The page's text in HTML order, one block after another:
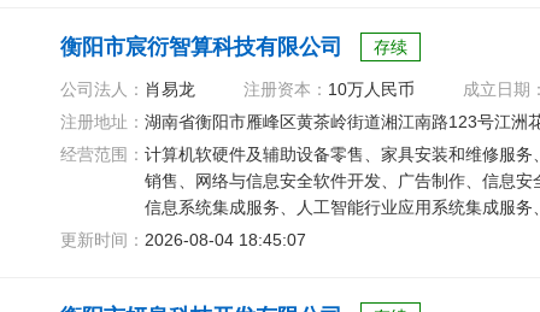
衡阳市宸衍智算科技有限公司 存续
公司法人： 肖易龙 注册资本： 10万人民币
成立日期
注册地址： 湖南省衡阳市雁峰区黄茶岭街道湘江南路123号江洲
经营范围： 计算机软硬件及辅助设备零售、家具安装和维修服
销售、网络与信息安全软件开发、广告制作、信息
信息系统集成服务、人工智能行业应用系统集成服
平台
更新时间： 2026-08-04 18:45:07